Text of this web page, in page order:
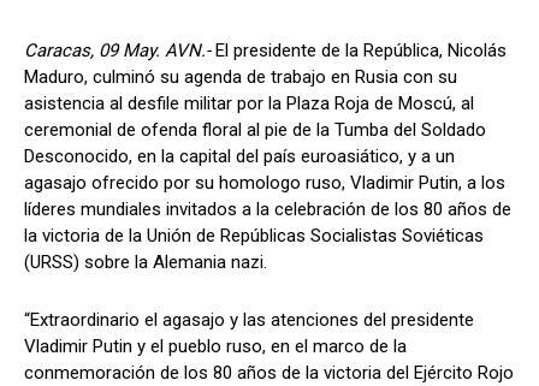
Caracas, 09 May. AVN.-El presidente de la República, Nicolás
Maduro, culminó su agenda de trabajo en Rusia con su
asistencia al desfile militar por la Plaza Roja de Moscú, al
ceremonial de ofenda floral al pie de la Tumba del Soldado
Desconocido, en la capital del país euroasiático, y a un
agasajo ofrecido por su homologo ruso, Vladimir Putin, a los
líderes mundiales invitados a la celebración de los 80 años de
la victoria de la Unión de Repúblicas Socialistas Soviéticas
(URSS) sobre la Alemania nazi.
“Extraordinario el agasajo y las atenciones del presidente
Vladimir Putin y el pueblo ruso, en el marco de la
conmemoración de los 80 años de la victoria del Ejército Rojo